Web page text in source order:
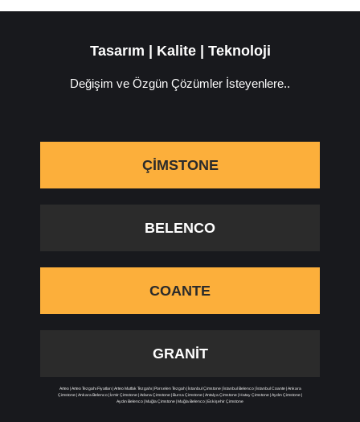
Tasarım | Kalite | Teknoloji
Değişim ve Özgün Çözümler İsteyenlere..
ÇIMSTONE
BELENCO
COANTE
GRANIT
Arteo|Arteo Tezgahı Fiyatları|Arteo Mutfak Tezgahı|Porselen Tezgah|İstanbul Çimstone|İstanbul Belenco|İstanbul Coante|Ankara
Çimstone|Ankara Belenco|İzmir Çimstone|Adana Çimstone|Bursa Çimstone|Antalya Çimstone|Hatay Çimstone|Aydın Çimstone|
Aydın Belenco|Muğla Çimstone|Muğla Belenco|Eskişehir Çimstone